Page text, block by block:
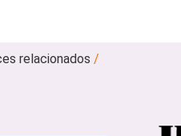
relacionados/